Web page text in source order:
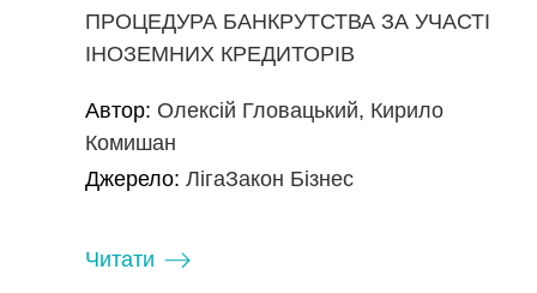
ПРОЦЕДУРА БАНКРУТСТВА ЗА УЧАСТІ
ІНОЗЕМНИХ КРЕДИТОРІВ
Автор: Олексій Гловацький, Кирило
Комишан
Джерело:ЛігаЗакон Бізнес
Читати